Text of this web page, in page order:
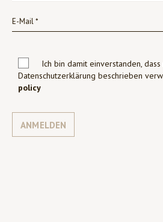
Ich bin damit einverstanden,
Datenschutzerklärung beschrieben
policy
ANMELDEN